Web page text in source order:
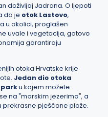
doživljaj Jadrana. O ljepoti
da je otok Lastovo,
u okolici, proglašen
uvale i vegetacija, gotovo
garantiraju
otoka Hrvatske krije
Jedan dio otoka
u kojem možete
na "morskim jezerima", a
prekrasne pješčane plaže.